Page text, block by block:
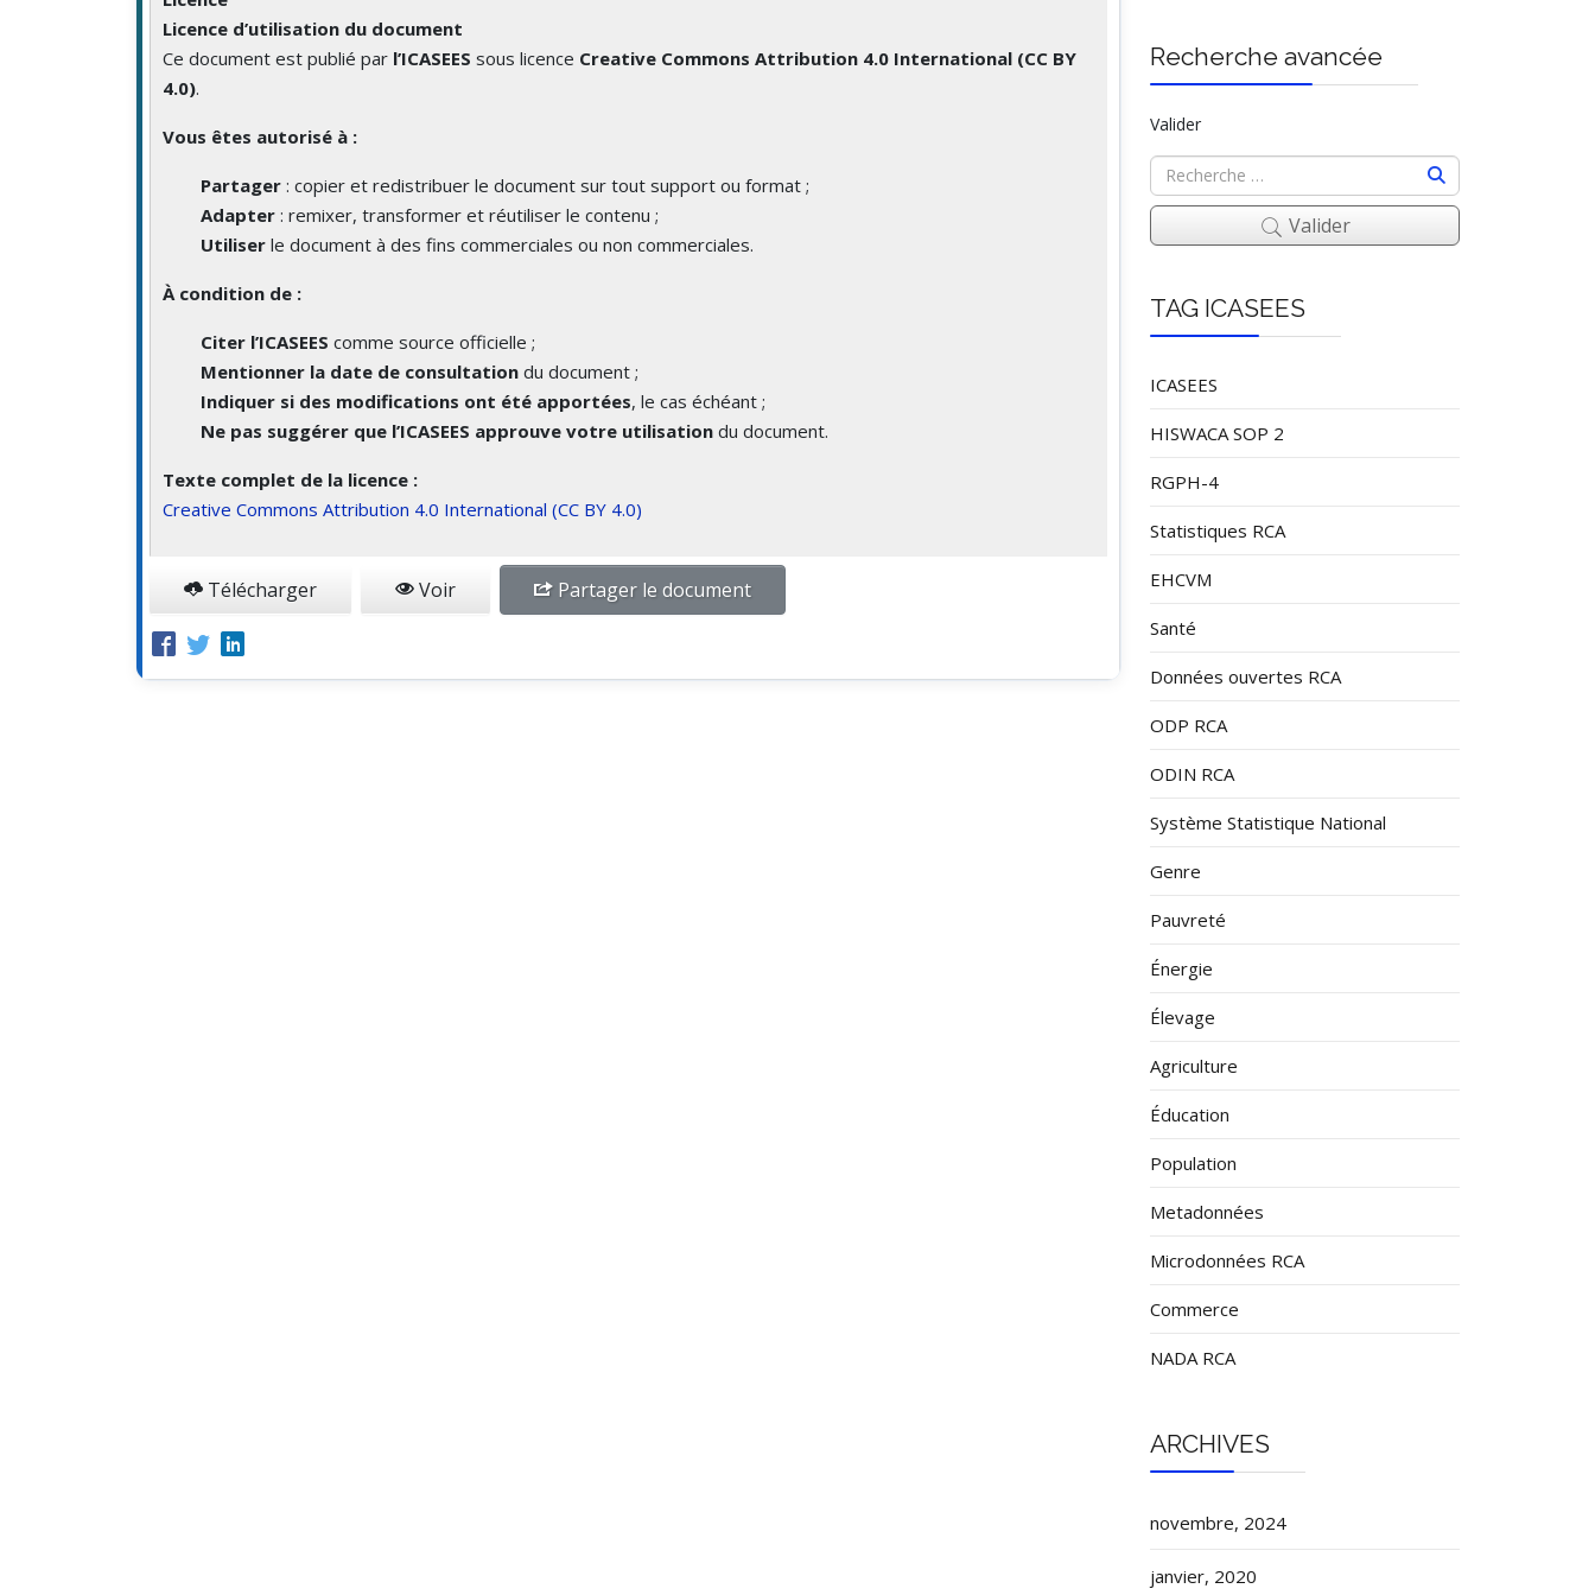
Licence d’utilisation du document
Ce document est publié par l’ICASEES sous licence Creative Commons Attribution 4.0 International (CC BY
4.0).
Vous êtes autorisé à :
Partager : copier et redistribuer le document sur tout support ou format ;
Adapter : remixer, transformer et réutiliser le contenu ;
Utiliser le document à des fins commerciales ou non commerciales.
À condition de :
Citer l’ICASEES comme source officielle ;
Mentionner la date de consultation du document ;
Indiquer si des modifications ont été apportées, le cas échéant ;
Ne pas suggérer que l’ICASEES approuve votre utilisation du document.
Texte complet de la licence :
Creative Commons Attribution 4.0 International (CC BY 4.0)
Télécharger Voir Partager le document
Recherche avancée
Valider
Valider
TAG ICASEES
ICASEES
HISWACA SOP 2
RGPH-4
Statistiques RCA
EHCVM
Santé
Données ouvertes RCA
ODP RCA
ODIN RCA
Système Statistique National
Genre
Pauvreté
Énergie
Élevage
Agriculture
Éducation
Population
Metadonnées
Microdonnées RCA
Commerce
NADA RCA
ARCHIVES
novembre, 2024
janvier, 2020